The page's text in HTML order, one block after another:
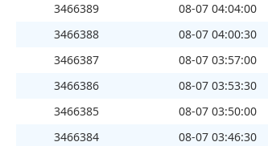
3466389
08-07 04:04:00
3466388
08-07 04:00:30
3466387
08-07 03:57:00
3466386
08-07 03:53:30
3466385
08-07 03:50:00
3466384
08-07 03:46:30